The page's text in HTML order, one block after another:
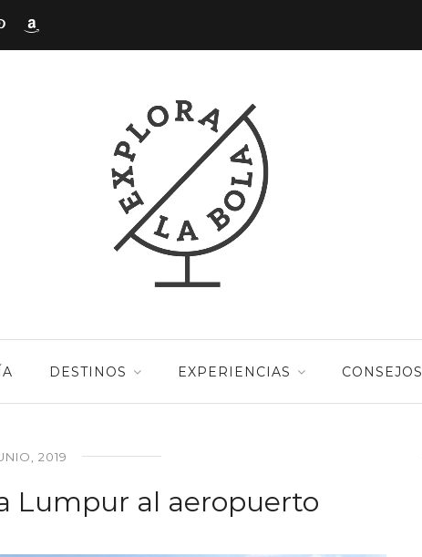
DESTINOS EXPERIENCIAS CONSEJOS
2019
Lumpur al aeropuerto